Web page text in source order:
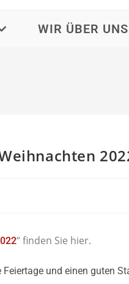
WIR ÜBER UNS
“ finden Sie hier.
und einen guten